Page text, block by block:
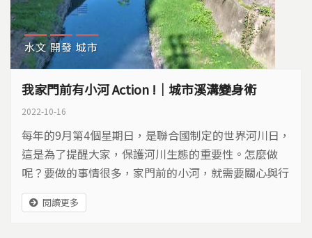
水文 開發 城市
我家門前有小河 Action !｜城市溪溝變身術
2022-10-16
每年的9月第4個星期日，是聯合國制定的世界河川日，
這是為了提醒大家，保護河川生態的重要性。怎麼做
呢？要做的事情很多，家門前的小河，就需要關心與行
動。
閱讀更多